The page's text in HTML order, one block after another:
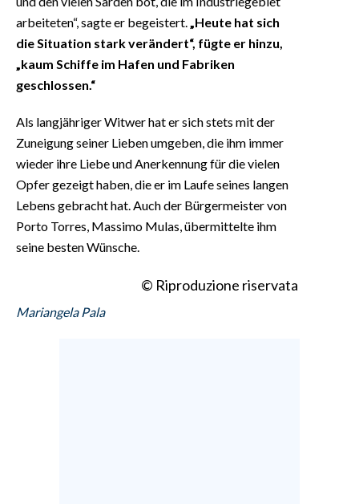
arbeiteten“, sagte er begeistert.
„Heute hat sich
die Situation stark verändert“, fügte er hinzu,
„kaum Schiffe im Hafen und Fabriken
geschlossen.“
Als langjähriger Witwer hat er sich stets mit der
Zuneigung seiner Lieben umgeben, die ihm immer
wieder ihre Liebe und Anerkennung für die vielen
Opfer gezeigt haben, die er im Laufe seines langen
Lebens gebracht hat. Auch der Bürgermeister von
Porto Torres, Massimo Mulas, übermittelte ihm
seine besten Wünsche.
© Riproduzione riservata
Mariangela Pala